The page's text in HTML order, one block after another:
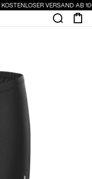
VERSAND AB 100